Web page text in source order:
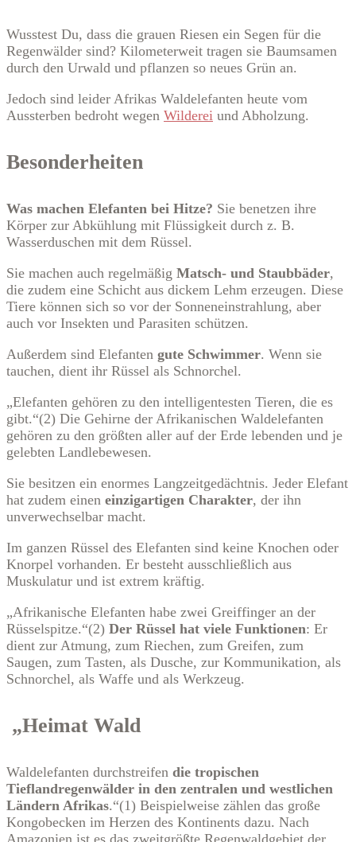
Wusstest Du, dass die grauen Riesen ein Segen für die
Regenwälder sind? Kilometerweit tragen sie Baumsamen
durch den Urwald und pflanzen so neues Grün an.
Jedoch sind leider Afrikas Waldelefanten heute vom
Aussterben bedroht wegen Wilderei und Abholzung.
Besonderheiten
Was machen Elefanten bei Hitze? Sie benetzen ihre
Körper zur Abkühlung mit Flüssigkeit durch z. B.
Wasserduschen mit dem Rüssel.
Sie machen auch regelmäßig Matsch- und Staubbäder,
die zudem eine Schicht aus dickem Lehm erzeugen. Diese
Tiere können sich so vor der Sonneneinstrahlung, aber
auch vor Insekten und Parasiten schützen.
Außerdem sind Elefanten gute Schwimmer. Wenn sie
tauchen, dient ihr Rüssel als Schnorchel.
„Elefanten gehören zu den intelligentesten Tieren, die es
gibt.“(2) Die Gehirne der Afrikanischen Waldelefanten
gehören zu den größten aller auf der Erde lebenden und je
gelebten Landlebewesen.
Sie besitzen ein enormes Langzeitgedächtnis. Jeder Elefant
hat zudem einen einzigartigen Charakter, der ihn
unverwechselbar macht.
Im ganzen Rüssel des Elefanten sind keine Knochen oder
Knorpel vorhanden. Er besteht ausschließlich aus
Muskulatur und ist extrem kräftig.
„Afrikanische Elefanten habe zwei Greiffinger an der
Rüsselspitze.“(2) Der Rüssel hat viele Funktionen: Er
dient zur Atmung, zum Riechen, zum Greifen, zum
Saugen, zum Tasten, als Dusche, zur Kommunikation, als
Schnorchel, als Waffe und als Werkzeug.
„Heimat Wald
Waldelefanten durchstreifen die tropischen
Tieflandregenwälder in den zentralen und westlichen
Ländern Afrikas.“(1) Beispielweise zählen das große
Kongobecken im Herzen des Kontinents dazu. Nach
Amazonien ist es das zweitgrößte Regenwaldgebiet der